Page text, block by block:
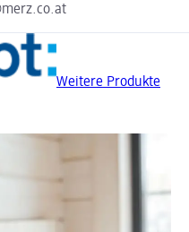
Weitere Produkte